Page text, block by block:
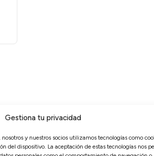
Gestiona tu privacidad
y nuestros socios utilizamos tecnologías como
del dispositivo. La aceptación de estas tecnologías nos